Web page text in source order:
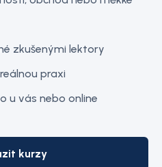
zkušenými lektory
praxi
u vás nebo online
kurzy